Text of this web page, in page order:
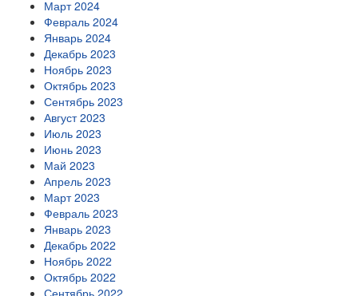
Март 2024
Февраль 2024
Январь 2024
Декабрь 2023
Ноябрь 2023
Октябрь 2023
Сентябрь 2023
Август 2023
Июль 2023
Июнь 2023
Май 2023
Апрель 2023
Март 2023
Февраль 2023
Январь 2023
Декабрь 2022
Ноябрь 2022
Октябрь 2022